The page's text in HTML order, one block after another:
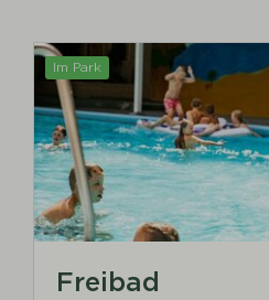
Im Park
Freibad